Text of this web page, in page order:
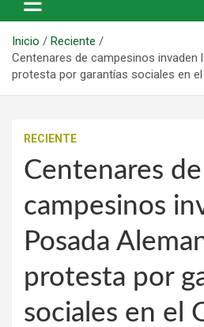
Inicio
Reciente
Centenares de campesinos invaden
protesta por garantías sociales en el
RECIENTE
Centenares de
campesinos
Posada
protesta por
sociales en el